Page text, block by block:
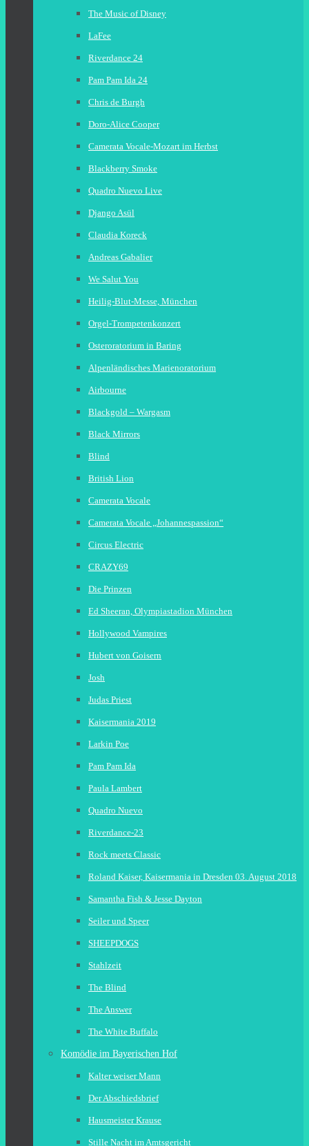
The Music of Disney
LaFee
Riverdance 24
Pam Pam Ida 24
Chris de Burgh
Doro-Alice Cooper
Camerata Vocale-Mozart im Herbst
Blackberry Smoke
Quadro Nuevo Live
Django Asül
Claudia Koreck
Andreas Gabalier
We Salut You
Heilig-Blut-Messe, München
Orgel-Trompetenkonzert
Osteroratorium in Baring
Alpenländisches Marienoratorium
Airbourne
Blackgold – Wargasm
Black Mirrors
Blind
British Lion
Camerata Vocale
Camerata Vocale „Johannespassion“
Circus Electric
CRAZY69
Die Prinzen
Ed Sheeran, Olympiastadion München
Hollywood Vampires
Hubert von Goisern
Josh
Judas Priest
Kaisermania 2019
Larkin Poe
Pam Pam Ida
Paula Lambert
Quadro Nuevo
Riverdance-23
Rock meets Classic
Roland Kaiser, Kaisermania in Dresden 03. August 2018
Samantha Fish & Jesse Dayton
Seiler und Speer
SHEEPDOGS
Stahlzeit
The Blind
The Answer
The White Buffalo
Komödie im Bayerischen Hof
Kalter weiser Mann
Der Abschiedsbrief
Hausmeister Krause
Stille Nacht im Amtsgericht